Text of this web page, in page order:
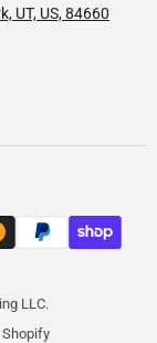
UT, US, 84660
LLC.